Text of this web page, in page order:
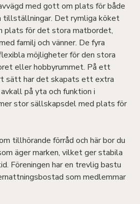
med gott om plats för både
tillställningar. Det rymliga köket
plats för det stora matbordet,
familj och vänner. De fyra
möjligheter för den stora
eller hobbyrummet. På ett
sätt har det skapats ett extra
på yta och funktion i
stor sällskapsdel med plats för
tillhörande förråd och här bor du
äger marken, vilket ger stabila
Föreningen har en trevlig bastu
som medlemmar